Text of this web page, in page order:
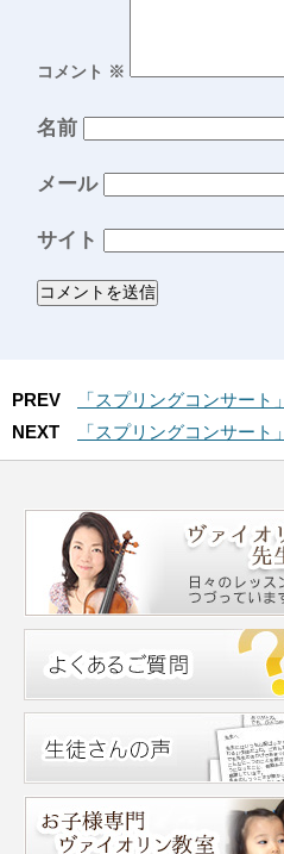
コメント ※
名前
メール
サイト
PREV
「スプリングコンサー
NEXT
「スプリングコンサー